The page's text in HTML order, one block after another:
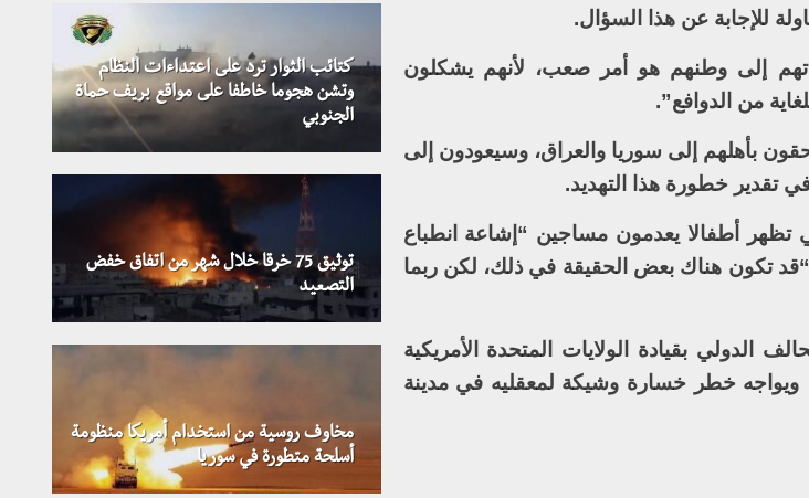
للإجابة عن هذا السؤال.
إلى وطنهم هو أمر صعب، لأنهم يشكلون
من الدوافع”.
بأهلهم إلى سوريا والعراق، وسيعودون إلى
في تقدير خطورة هذا التهديد.
أطفالا يعدمون مساجين “إشاعة انطباع
“قد تكون هناك بعض الحقيقة في ذلك، لكن ربما
بقيادة الولايات المتحدة الأمريكية
خطر خسارة وشيكة لمعقليه في مدينة
كتائب الثوار ترد على اعتداءات النظام
وتشن هجوما خاطفا على مواقع بريف حماة
الجنوبي
توثيق 75 خرقا خلال شهر من اتفاق خفض
التصعيد
مخاوف روسية من استخدام أمريكا منظومة
أسلحة متطورة في سوريا